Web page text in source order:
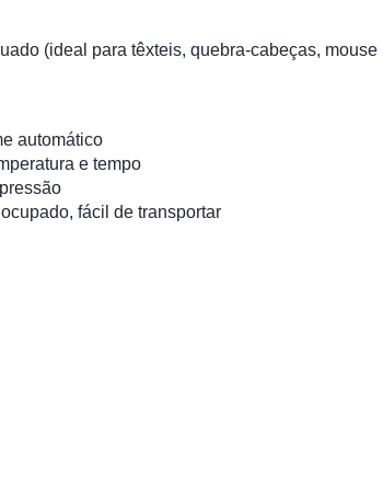
(ideal para têxteis, quebra-cabeças,
automático
e tempo
fácil de transportar